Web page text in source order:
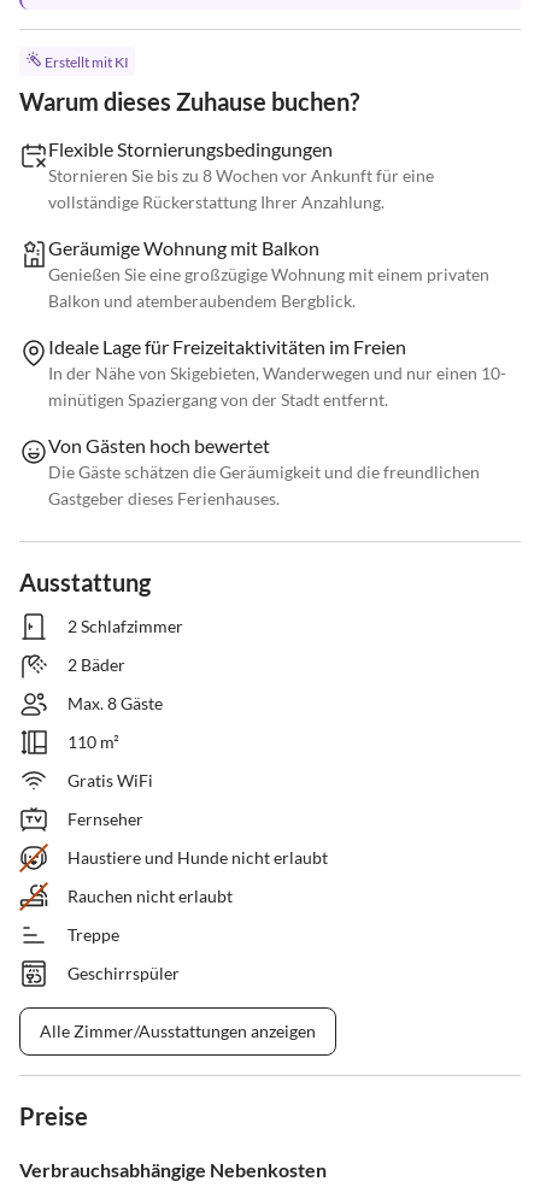
Erstellt mit KI
Warum dieses Zuhause buchen?
Flexible Stornierungsbedingungen
Stornieren Sie bis zu 8 Wochen vor Ankunft für eine
vollständige Rückerstattung Ihrer Anzahlung.
Geräumige Wohnung mit Balkon
Genießen Sie eine großzügige Wohnung mit einem privaten
Balkon und atemberaubendem Bergblick.
Ideale Lage für Freizeitaktivitäten im Freien
In der Nähe von Skigebieten, Wanderwegen und nur einen 10-
minütigen Spaziergang von der Stadt entfernt.
Von Gästen hoch bewertet
Die Gäste schätzen die Geräumigkeit und die freundlichen
Gastgeber dieses Ferienhauses.
Ausstattung
2 Schlafzimmer
2 Bäder
Max. 8 Gäste
110 m²
Gratis WiFi
Fernseher
Haustiere und Hunde nicht erlaubt
Rauchen nicht erlaubt
Treppe
Geschirrspüler
Alle Zimmer/Ausstattungen anzeigen
Preise
Verbrauchsabhängige Nebenkosten